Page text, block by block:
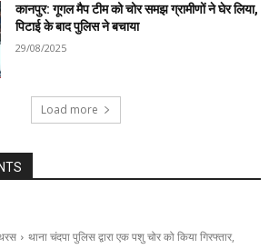
कानपुर: गूगल मैप टीम को चोर समझ ग्रामीणों ने घेर लिया,
पिटाई के बाद पुलिस ने बचाया
29/08/2025
Load more